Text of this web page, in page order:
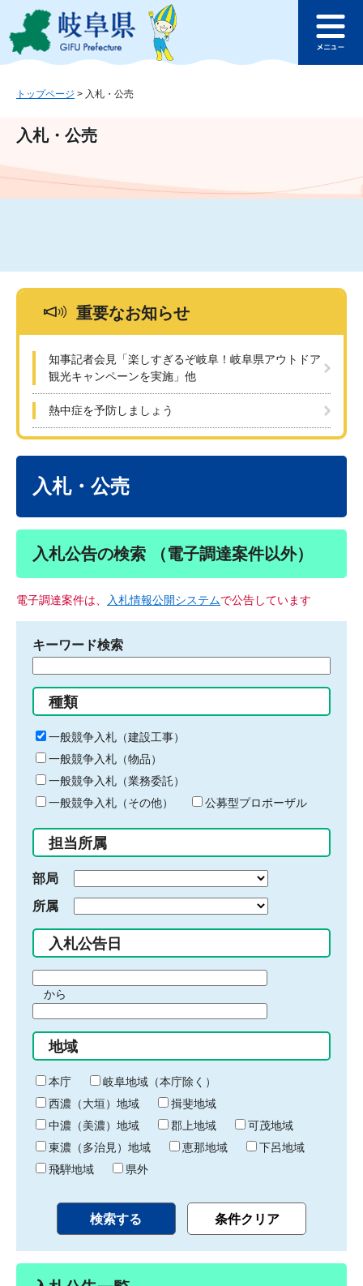
ジ
ュ
文
このページの本文へ
ュ
トップページ > 入札・公売
入札・公売
重要なお知らせ
知事記者会見「楽しすぎるぞ岐阜！岐阜県アウトドア
観光キャンペーンを実施」他
熱中症を予防しましょう
入札・公売
入札公告の検索 （電子調達案件以外）
電子調達案件は、 入札情報公開システムで公告しています
キーワード検索
る
キ
ー
ワ
ー
ド
入
力
種類
一般競争入札（建設工事）
一般競争入札（物品）
一般競争入札（業務委託）
一般競争入札（その他）
公募型プロポーザル
担当所属
部局
所属
入札公告日
間
始
り
から
間
終
わ
り
地域
本庁
岐阜地域（本庁除く）
西濃（大垣）地域
揖斐地域
中濃（美濃）地域
郡上地域
可茂地域
東濃（多治見）地域
恵那地域
下呂地域
飛騨地域
県外